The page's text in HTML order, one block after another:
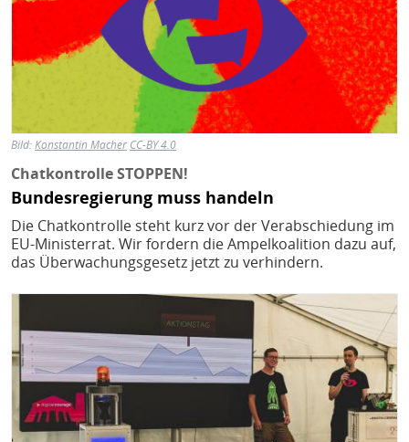
Bild:Konstantin Macher CC-BY 4.0
Chatkontrolle STOPPEN!
Bundesregierung muss handeln
Die Chatkontrolle steht kurz vor der Verabschiedung im
EU-Ministerrat. Wir fordern die Ampelkoalition dazu auf,
das Überwachungsgesetz jetzt zu verhindern.
Bild